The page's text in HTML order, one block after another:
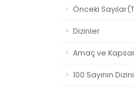
Önceki
Dizinler
Amaç ve
100 Sayının Dizini